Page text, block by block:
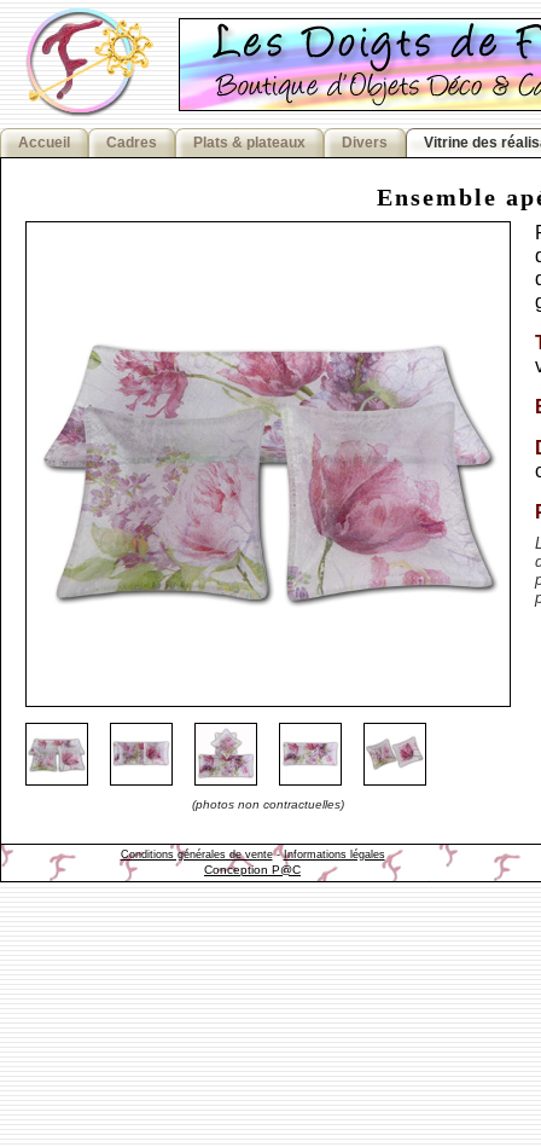
Accueil Cadres Plats & plateaux Divers Vitrine des
Ensemble
(photos non contractuelles)
Conditions générales de vente-Informations légales
Conception P@C